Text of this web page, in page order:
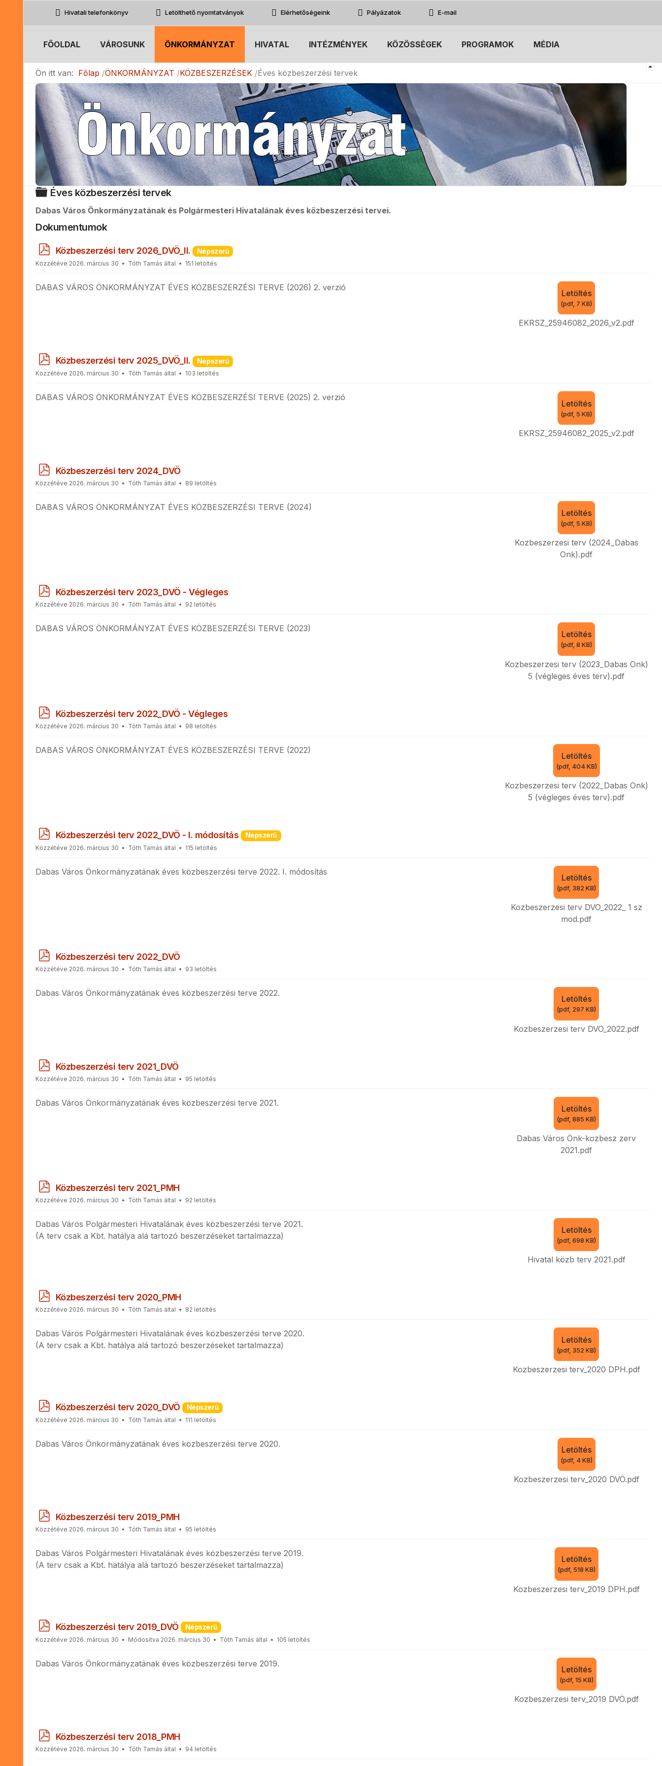
Hivatali telefonkönyv Letölthető nyomtatványok Elérhetőségeink Pályázatok E-mail
FŐOLDAL VÁROSUNK ÖNKORMÁNYZAT HIVATAL INTÉZMÉNYEK KÖZÖSSÉGEK PROGRAMOK MÉDIA
Ön itt van: Főlap ÖNKORMÁNYZAT KÖZBESZERZÉSEK Éves közbeszerzési tervek
Mappa
Éves közbeszerzési tervek
Dabas Város Önkormányzatának és Polgármesteri Hivatalának éves közbeszerzési tervei.
Dokumentumok
p
d
Közbeszerzési terv 2026_DVÖ_II. Népszerű
Közzétéve 2026. március 30 Tóth Tamás által 151 letöltés
Letöltés
(pdf, 7 KB)
EKRSZ_25946082_2026_v2.pdf
DABAS VÁROS ÖNKORMÁNYZAT ÉVES KÖZBESZERZÉSI TERVE (2026) 2. verzió
p
d
Közbeszerzési terv 2025_DVÖ_II. Népszerű
Közzétéve 2026. március 30 Tóth Tamás által 103 letöltés
Letöltés
(pdf, 5 KB)
EKRSZ_25946082_2025_v2.pdf
DABAS VÁROS ÖNKORMÁNYZAT ÉVES KÖZBESZERZÉSI TERVE (2025) 2. verzió
p
d
Közbeszerzési terv 2024_DVÖ
Közzétéve 2026. március 30 Tóth Tamás által 89 letöltés
Letöltés
(pdf, 5 KB)
Kozbeszerzesi terv (2024_Dabas
Onk).pdf
DABAS VÁROS ÖNKORMÁNYZAT ÉVES KÖZBESZERZÉSI TERVE (2024)
p
d
Közbeszerzési terv 2023_DVÖ - Végleges
Közzétéve 2026. március 30 Tóth Tamás által 92 letöltés
Letöltés
(pdf, 8 KB)
Kozbeszerzesi terv (2023_Dabas Onk)
5 (végleges éves terv).pdf
DABAS VÁROS ÖNKORMÁNYZAT ÉVES KÖZBESZERZÉSI TERVE (2023)
p
d
Közbeszerzési terv 2022_DVÖ - Végleges
Közzétéve 2026. március 30 Tóth Tamás által 98 letöltés
Letöltés
(pdf, 404 KB)
Kozbeszerzesi terv (2022_Dabas Onk)
5 (végleges éves terv).pdf
DABAS VÁROS ÖNKORMÁNYZAT ÉVES KÖZBESZERZÉSI TERVE (2022)
p
d
Közbeszerzési terv 2022_DVÖ - I. módosítás Népszerű
Közzétéve 2026. március 30 Tóth Tamás által 115 letöltés
Letöltés
(pdf, 382 KB)
Kozbeszerzesi terv DVO_2022_ 1 sz
mod.pdf
Dabas Város Önkormányzatának éves közbeszerzési terve 2022. I. módosítás
p
d
Közbeszerzési terv 2022_DVÖ
Közzétéve 2026. március 30 Tóth Tamás által 93 letöltés
Letöltés
(pdf, 297 KB)
Kozbeszerzesi terv DVO_2022.pdf
Dabas Város Önkormányzatának éves közbeszerzési terve 2022.
p
d
Közbeszerzési terv 2021_DVÖ
Közzétéve 2026. március 30 Tóth Tamás által 95 letöltés
Letöltés
(pdf, 885 KB)
Dabas Város Önk-kozbesz zerv
2021.pdf
Dabas Város Önkormányzatának éves közbeszerzési terve 2021.
p
d
Közbeszerzési terv 2021_PMH
Közzétéve 2026. március 30 Tóth Tamás által 92 letöltés
Letöltés
(pdf, 698 KB)
Hivatal közb terv 2021.pdf
Dabas Város Polgármesteri Hivatalának éves közbeszerzési terve 2021.
(A terv csak a Kbt. hatálya alá tartozó beszerzéseket tartalmazza)
p
d
Közbeszerzési terv 2020_PMH
Közzétéve 2026. március 30 Tóth Tamás által 82 letöltés
Letöltés
(pdf, 352 KB)
Kozbeszerzesi terv_2020 DPH.pdf
Dabas Város Polgármesteri Hivatalának éves közbeszerzési terve 2020.
(A terv csak a Kbt. hatálya alá tartozó beszerzéseket tartalmazza)
p
d
Közbeszerzési terv 2020_DVÖ Népszerű
Közzétéve 2026. március 30 Tóth Tamás által 111 letöltés
Letöltés
(pdf, 4 KB)
Kozbeszerzesi terv_2020 DVÖ.pdf
Dabas Város Önkormányzatának éves közbeszerzési terve 2020.
p
d
Közbeszerzési terv 2019_PMH
Közzétéve 2026. március 30 Tóth Tamás által 95 letöltés
Letöltés
(pdf, 518 KB)
Kozbeszerzesi terv_2019 DPH.pdf
Dabas Város Polgármesteri Hivatalának éves közbeszerzési terve 2019.
(A terv csak a Kbt. hatálya alá tartozó beszerzéseket tartalmazza)
p
d
Közbeszerzési terv 2019_DVÖ Népszerű
Közzétéve 2026. március 30 Módosítva 2026. március 30 Tóth Tamás által 105 letöltés
Letöltés
(pdf, 15 KB)
Kozbeszerzesi terv_2019 DVÖ.pdf
Dabas Város Önkormányzatának éves közbeszerzési terve 2019.
p
d
Közbeszerzési terv 2018_PMH
Közzétéve 2026. március 30 Tóth Tamás által 94 letöltés